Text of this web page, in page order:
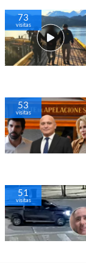
73
visitas
53
visitas
51
visitas